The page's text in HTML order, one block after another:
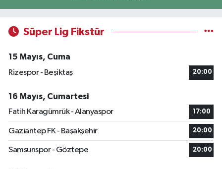
Süper Lig Fikstür
15 Mayıs, Cuma
Rizespor - Beşiktaş
20:00
16 Mayıs, Cumartesi
Fatih Karagümrük - Alanyaspor
17:00
Gaziantep FK - Başakşehir 20:00
Samsunspor - Göztepe 20:00